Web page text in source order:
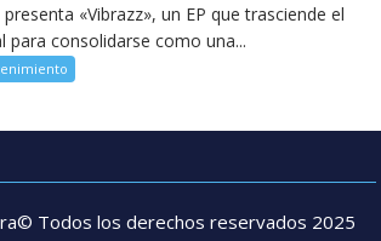
presenta «Vibrazz», un EP que trasciende el
consolidarse como una...
Todos los derechos reservados 2025